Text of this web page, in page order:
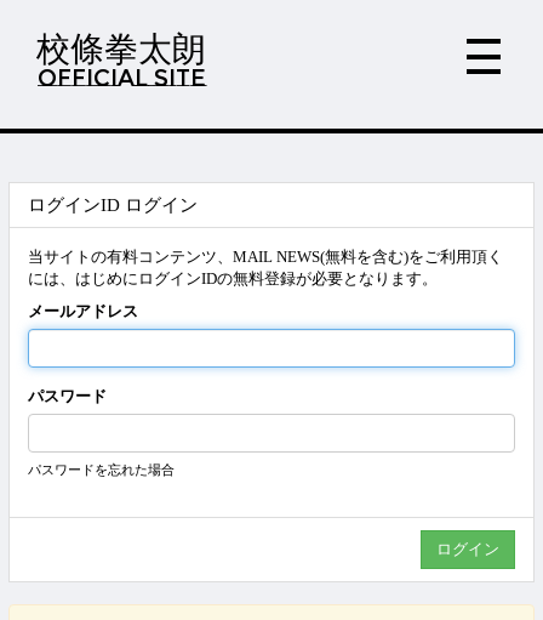
校條拳太朗
OFFICIAL SITE
ログインID ログイン
当サイトの有料コンテンツ、MAIL NEWS(無料を含む)をご利用頂く
には、はじめにログインIDの無料登録が必要となります。
メールアドレス
パスワード
パスワードを忘れた場合